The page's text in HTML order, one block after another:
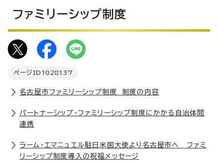
ファミリーシップ制度
ページID 1028137
名古屋市ファミリーシップ制度 制度の内容
パートナーシップ・ファミリーシップ制度にかかる自治体間
連携
ラーム・エマニュエル駐日米国大使より名古屋市へ ファミ
リーシップ制度導入の祝福メッセージ